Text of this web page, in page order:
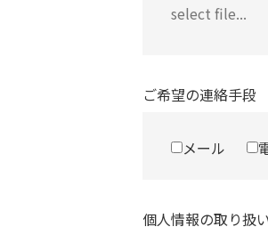
ご希望の連絡手段
メール
個人情報の取り扱